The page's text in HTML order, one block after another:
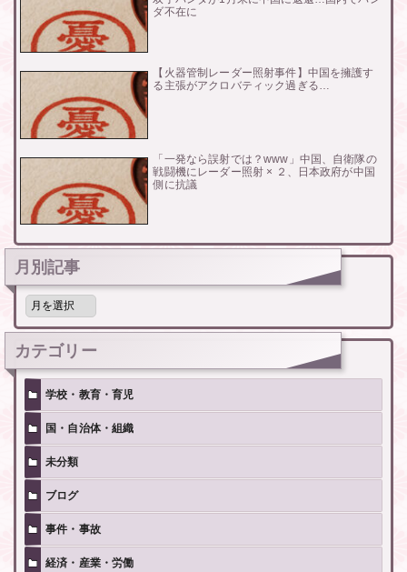
ダ不在に
【火器管制レーダー照射事件】中国を擁護す
る主張がアクロバティック過ぎる…
「一発なら誤射では？www」中国、自衛隊の
戦闘機にレーダー照射 × ２、日本政府が中国
側に抗議
月別記事
月
記
事
カテゴリー
学校・教育・育児
国・自治体・組織
未分類
ブログ
事件・事故
経済・産業・労働